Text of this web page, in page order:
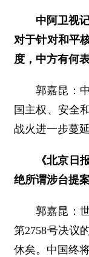
中阿卫视
对于针对和平
度，中方有何
郭嘉昆：
国主权、安全
战火进一步蔓延
《北京日
绝所谓涉台提
郭嘉昆：
第2758号决议
休矣。中国终